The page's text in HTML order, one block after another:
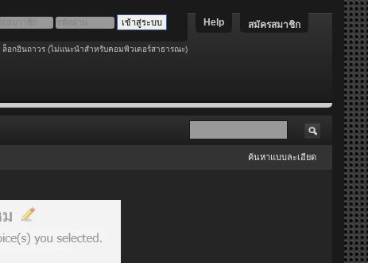
สมัครสมาชิก
Help
ล็อกอินถาวร (ไม่แนะนำสำหรับคอมพิวเตอร์สาธารณะ)
ค้นหาแบบละเอียด